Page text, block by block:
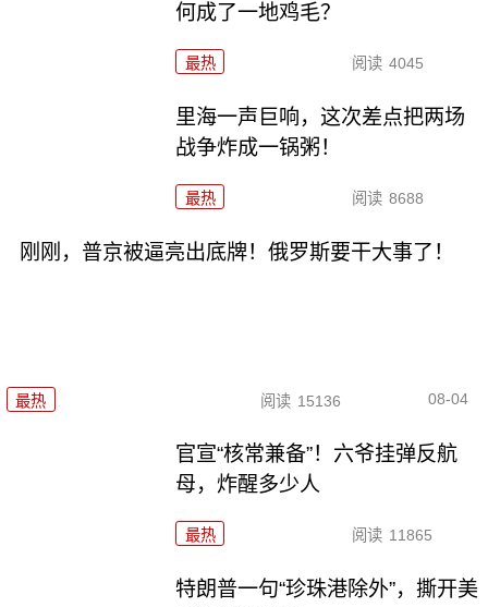
何成了一地鸡毛？
最热 阅读 4045
里海一声巨响，这次差点把两场
战争炸成一锅粥！
最热 阅读 8688
刚刚，普京被逼亮出底牌！俄罗斯要干大事了！
最热 阅读 15136 08-04
官宣“核常兼备”！六爷挂弹反航
母，炸醒多少人
最热 阅读 11865
特朗普一句“珍珠港除外”，撕开美